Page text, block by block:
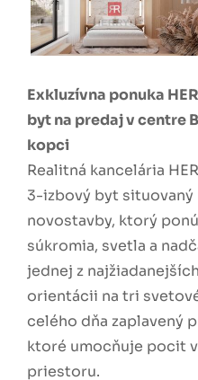
Exkluzívna ponuka
byt na predaj v centre
kopci
Realitná kancelária
3-izbový byt situovaný
novostavby, ktorý
súkromia, svetla a
jednej z
orientácii na tri
celého dňa zaplavený
ktoré umocňuje pocit
priestoru.